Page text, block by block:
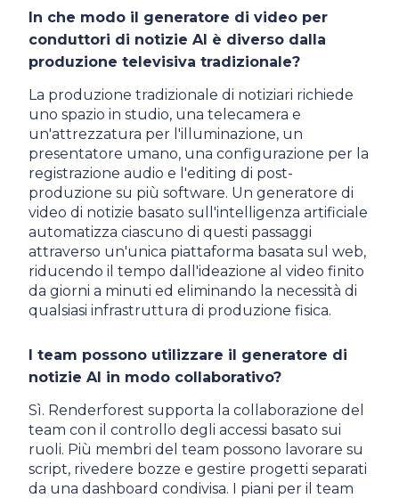
In che modo il generatore di video per
conduttori di notizie AI è diverso dalla
produzione televisiva tradizionale?
La produzione tradizionale di notiziari richiede
uno spazio in studio, una telecamera e
un'attrezzatura per l'illuminazione, un
presentatore umano, una configurazione per la
registrazione audio e l'editing di post-
produzione su più software. Un generatore di
video di notizie basato sull'intelligenza artificiale
automatizza ciascuno di questi passaggi
attraverso un'unica piattaforma basata sul web,
riducendo il tempo dall'ideazione al video finito
da giorni a minuti ed eliminando la necessità di
qualsiasi infrastruttura di produzione fisica.
I team possono utilizzare il generatore di
notizie AI in modo collaborativo?
Sì. Renderforest supporta la collaborazione del
team con il controllo degli accessi basato sui
ruoli. Più membri del team possono lavorare su
script, rivedere bozze e gestire progetti separati
da una dashboard condivisa. I piani per il team